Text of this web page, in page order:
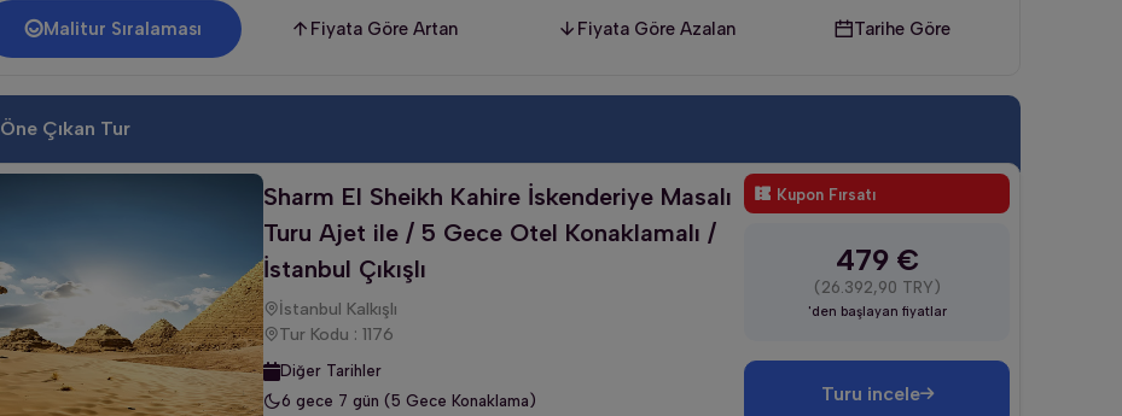
Malitur Sıralaması Fiyata Göre Artan Fiyata Göre Azalan Tarihe Göre
Öne Çıkan Tur
Sharm El Sheikh Kahire İskenderiye Masalı
Turu Ajet ile / 5 Gece Otel Konaklamalı /
İstanbul Çıkışlı
İstanbul Kalkışlı
Tur Kodu : 1176
Diğer Tarihler
6 gece 7 gün (5 Gece Konaklama)
Kupon Fırsatı
479 €
(26.392,90 TRY)
'den başlayan fiyatlar
Turu incele